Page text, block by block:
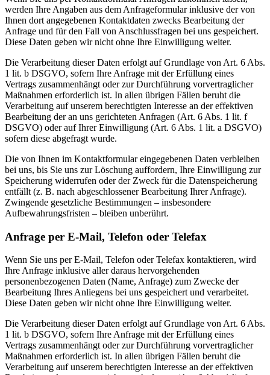
werden Ihre Angaben aus dem Anfrageformular inklusive der von
Ihnen dort angegebenen Kontaktdaten zwecks Bearbeitung der
Anfrage und für den Fall von Anschlussfragen bei uns gespeichert.
Diese Daten geben wir nicht ohne Ihre Einwilligung weiter.
Die Verarbeitung dieser Daten erfolgt auf Grundlage von Art. 6 Abs.
1 lit. b DSGVO, sofern Ihre Anfrage mit der Erfüllung eines
Vertrags zusammenhängt oder zur Durchführung vorvertraglicher
Maßnahmen erforderlich ist. In allen übrigen Fällen beruht die
Verarbeitung auf unserem berechtigten Interesse an der effektiven
Bearbeitung der an uns gerichteten Anfragen (Art. 6 Abs. 1 lit. f
DSGVO) oder auf Ihrer Einwilligung (Art. 6 Abs. 1 lit. a DSGVO)
sofern diese abgefragt wurde.
Die von Ihnen im Kontaktformular eingegebenen Daten verbleiben
bei uns, bis Sie uns zur Löschung auffordern, Ihre Einwilligung zur
Speicherung widerrufen oder der Zweck für die Datenspeicherung
entfällt (z. B. nach abgeschlossener Bearbeitung Ihrer Anfrage).
Zwingende gesetzliche Bestimmungen – insbesondere
Aufbewahrungsfristen – bleiben unberührt.
Anfrage per E-Mail, Telefon oder Telefax
Wenn Sie uns per E-Mail, Telefon oder Telefax kontaktieren, wird
Ihre Anfrage inklusive aller daraus hervorgehenden
personenbezogenen Daten (Name, Anfrage) zum Zwecke der
Bearbeitung Ihres Anliegens bei uns gespeichert und verarbeitet.
Diese Daten geben wir nicht ohne Ihre Einwilligung weiter.
Die Verarbeitung dieser Daten erfolgt auf Grundlage von Art. 6 Abs.
1 lit. b DSGVO, sofern Ihre Anfrage mit der Erfüllung eines
Vertrags zusammenhängt oder zur Durchführung vorvertraglicher
Maßnahmen erforderlich ist. In allen übrigen Fällen beruht die
Verarbeitung auf unserem berechtigten Interesse an der effektiven